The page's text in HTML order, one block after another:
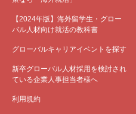
【2024年版】海外留学生・グロー
バル人材向け就活の教科書
グローバルキャリアイベントを探す
新卒グローバル人材採用を検討され
ている企業人事担当者様へ
利用規約